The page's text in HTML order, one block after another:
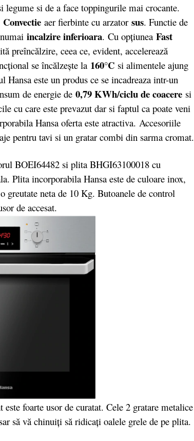
si de a face toppingurile mai crocante.
Convectie aer fierbinte cu arzator sus. Functie de
incalzire inferioara. Cu opţiunea Fast
preîncălzire, ceea ce, evident, accelerează
se încălzeşte la 160°C si alimentele ajung
este un produs ce se incadreaza intr-un
de energie de 0,79 KWh/ciclu de coacere si
cu care este prevazut dar si faptul ca poate veni
Hansa oferta este atractiva. Accesoriile
pentru tavi si un gratar combi din sarma cromat.
BOEI64482 si plita BHGI63100018 cu
Plita incorporabila Hansa este de culoare inox,
greutate neta de 10 Kg. Butoanele de control
de accesat.
foarte usor de curatat. Cele 2 gratare metalice
să vă chinuiţi să ridicaţi oalele grele de pe plita.